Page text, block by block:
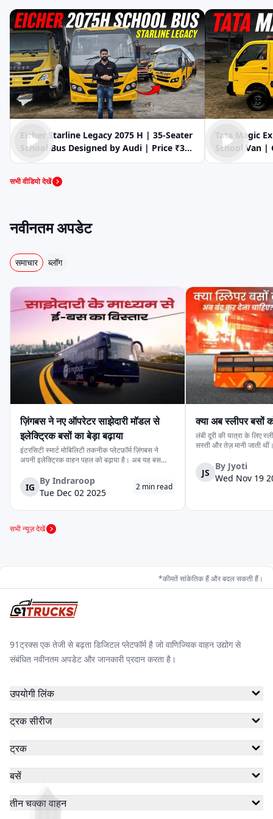
Eicher Starline Legacy 2075 H | 35-Seater
School Bus Designed by Audi | Price ₹30
Lakh#eicher #audi
Tata Magic
School Van |
Mileage &
सभी वीडियो देखें
नवीनतम अपडेट
समाचार ब्लॉग
ज़िंगबस ने नए ऑपरेटर साझेदारी मॉडल से
इलेक्ट्रिक बसों का बेड़ा बढ़ाया
इंटरसिटी स्मार्ट मोबिलिटी तकनीक प्लेटफ़ॉर्म ज़िंगबस ने
अपनी इलेक्ट्रिक वाहन पहल को बढ़ाया है। अब यह बस
कि पूरी तरह से खुद की बसें चलाए। पहले ज़िंगबस कंपनी-के-
स्वामित्व, कंपनी-के-ऑपरेटेड मॉडल पर...
IG
By Indraroop
Tue Dec 02 2025
2 min read
क्या अब स्लीपर बसों
लंबी दूरी की यात्रा के लिए
सस्ती और तेज़ मानी जाती
सवाल खड़ा कर दिया है: क्या
का समय आ गया है? यह सवाल
JS
By Jyoti
Wed Nov 19
सभी न्यूज़ देखें
*कीमतें सांकेतिक हैं और बदल सकती हैं।
91ट्रक्स एक तेजी से बढ़ता डिजिटल प्लेटफॉर्म है जो वाणिज्यिक वाहन उद्योग से
संबंधित नवीनतम अपडेट और जानकारी प्रदान करता है।
उपयोगी लिंक
ट्रक सीरीज
ट्रक
बसें
तीन चक्का वाहन